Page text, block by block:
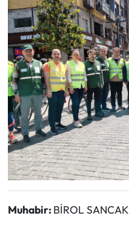
Muhabir: BİROL SANCAK